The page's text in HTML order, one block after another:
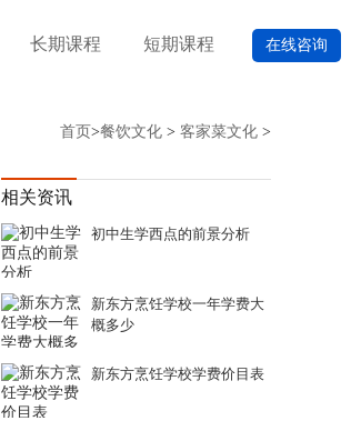
长期课程 短期课程 在线咨询
首页 >餐饮文化 > 客家菜文化 >
相关资讯
初中生学西点的前景分析
新东方烹饪学校一年学费大
概多少
新东方烹饪学校学费价目表